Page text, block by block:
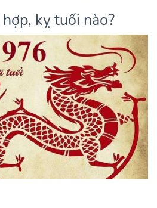
kỵ tuổi nào?